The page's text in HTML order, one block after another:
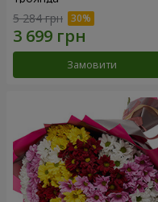
5 284 грн
Замовити